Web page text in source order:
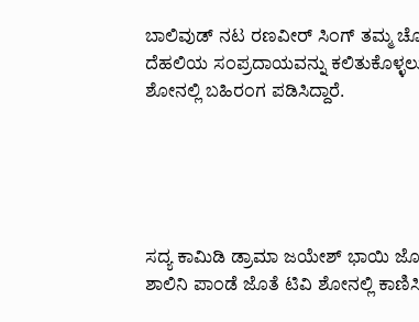
ಬಾಲಿವುಡ್ ನಟ ರಣವೀರ್ ಸಿಂಗ್ ತಮ್ಮ
ದೆಹಲಿಯ ಸಂಪ್ರದಾಯವನ್ನು
ಶೋನಲ್ಲಿ ಬಹಿರಂಗ ಪಡಿಸಿದ್ದಾರೆ.
ಸದ್ಯ ಕಾಮಿಡಿ ಡ್ರಾಮಾ ಜಯೇಶ್ ಭಾಯಿ
ಶಾಲಿನಿ ಪಾಂಡೆ ಜೊತೆ ಟಿವಿ ಶೋನಲ್ಲಿ